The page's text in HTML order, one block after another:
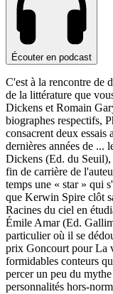
Écouter en podcast
C'est à la rencontre de
de la littérature que
Dickens et Romain
biographes respectifs,
consacrent deux essais
dernières années de ...
Dickens (Ed. du Seuil),
fin de carrière de
temps une « star » qui
que Kerwin Spire clôt
Racines du ciel en
Émile Amar (Ed.
particulier où il se
prix Goncourt pour La
formidables conteurs
percer un peu du
personnalités hors-